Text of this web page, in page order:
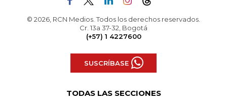
© 2026, RCN Medios. Todos los derechos reservados.
Cr. 13a 37-32, Bogotá
(+57) 1 4227600
SUSCRÍBASE
TODAS LAS SECCIONES